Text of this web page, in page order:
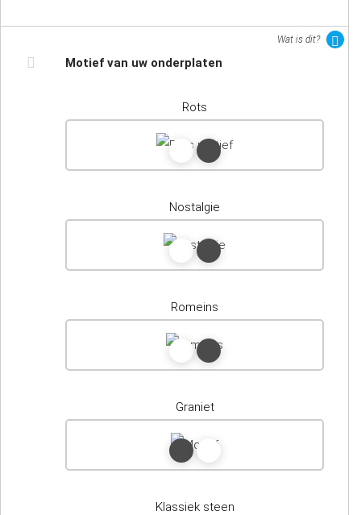
Wat is dit?
Motief van uw onderplaten
Rots
Nostalgie
Romeins
Graniet
Klassiek steen